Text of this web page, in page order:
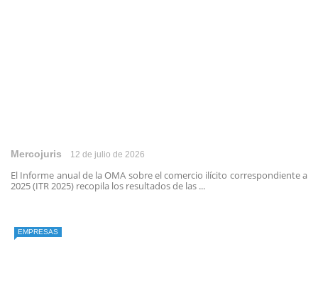
Mercojuris 12 de julio de 2026
El Informe anual de la OMA sobre el comercio ilícito correspondiente a
2025 (ITR 2025) recopila los resultados de las ...
EMPRESAS